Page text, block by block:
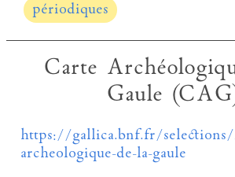
périodiques
Carte
Gaule
https://gallica.bnf.fr/
archeologique-de-la-gaule